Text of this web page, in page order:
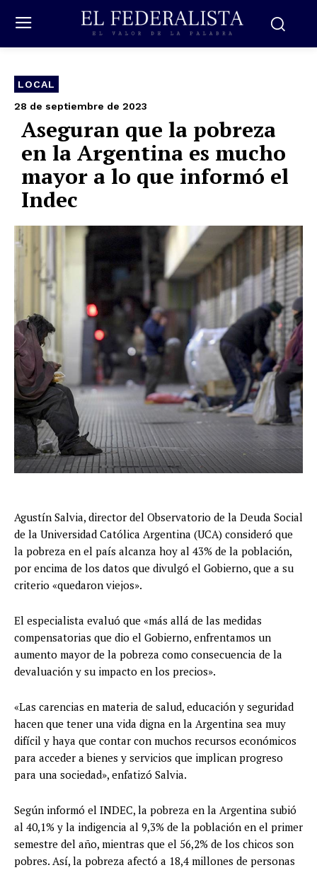
LOCAL
28 de septiembre de 2023
Aseguran que la pobreza
en la Argentina es mucho
mayor a lo que informó el
Indec
Agustín Salvia, director del Observatorio de la Deuda Social
de la Universidad Católica Argentina (UCA) consideró que
la pobreza en el país alcanza hoy al 43% de la población,
por encima de los datos que divulgó el Gobierno, que a su
criterio «quedaron viejos».
El especialista evaluó que «más allá de las medidas
compensatorias que dio el Gobierno, enfrentamos un
aumento mayor de la pobreza como consecuencia de la
devaluación y su impacto en los precios».
«Las carencias en materia de salud, educación y seguridad
hacen que tener una vida digna en la Argentina sea muy
difícil y haya que contar con muchos recursos económicos
para acceder a bienes y servicios que implican progreso
para una sociedad», enfatizó Salvia.
Según informó el INDEC, la pobreza en la Argentina subió
al 40,1% y la indigencia al 9,3% de la población en el primer
semestre del año, mientras que el 56,2% de los chicos son
pobres. Así, la pobreza afectó a 18,4 millones de personas